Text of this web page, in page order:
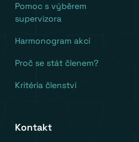
Pomoc s výběrem
supervizora
Harmonogram akcí
Proč se stát členem?
Kritéria členství
Kontakt